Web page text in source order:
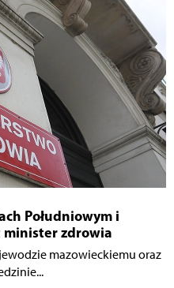
Południowym i
zdrowia
mazowieckiemu oraz